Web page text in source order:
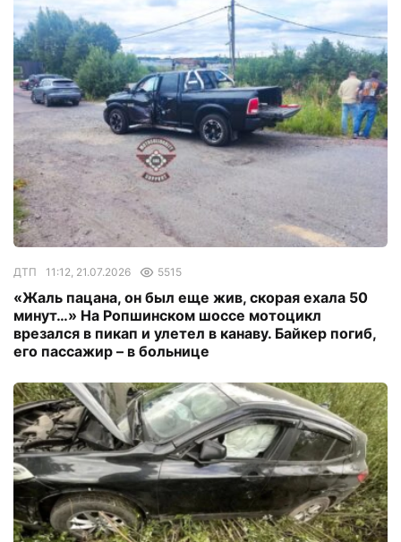
ДТП 11:12, 21.07.2026 5515
«Жаль пацана, он был еще жив, скорая ехала 50
минут…» На Ропшинском шоссе мотоцикл
врезался в пикап и улетел в канаву. Байкер погиб,
его пассажир – в больнице